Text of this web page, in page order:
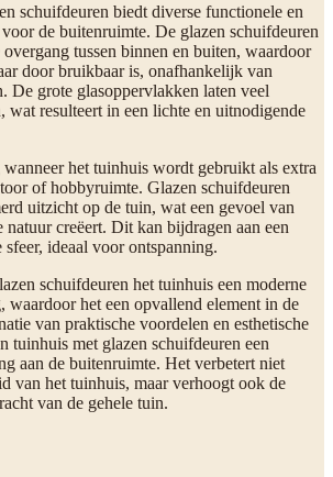
schuifdeuren biedt diverse functionele en
de buitenruimte. De glazen schuifdeuren
tussen binnen en buiten, waardoor
door bruikbaar is, onafhankelijk van
De grote glasoppervlakken laten veel
resulteert in een lichte en uitnodigende
het tuinhuis wordt gebruikt als extra
of hobbyruimte. Glazen schuifdeuren
uitzicht op de tuin, wat een gevoel van
natuur creëert. Dit kan bijdragen aan een
sfeer, ideaal voor ontspanning.
schuifdeuren het tuinhuis een moderne
het een opvallend element in de
van praktische voordelen en esthetische
tuinhuis met glazen schuifdeuren een
aan de buitenruimte. Het verbetert niet
van het tuinhuis, maar verhoogt ook de
van de gehele tuin.